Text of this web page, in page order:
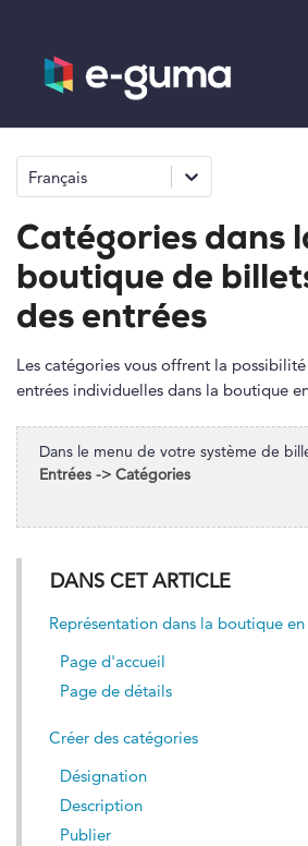
Généralités
Système de
Boutique de
e-surprise
Français
Catégories dans
boutique de
des entrées
Les catégories vous offrent la
entrées individuelles dans la boutique
Dans le menu de votre système de
Entrées -> Catégories
DANS CET ARTICLE
Représentation dans la boutique
Page d'accueil
Page de détails
Créer des catégories
Désignation
Description
Publier